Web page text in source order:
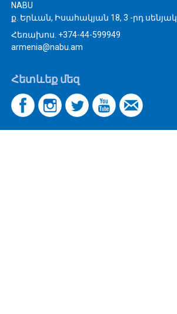
NABU
ք. Երևան, Իսահակյան 18, 3 -րդ սենյակ
Հեռախոս. +374-44-599949
armenia@nabu.am
Հետևեք մեզ